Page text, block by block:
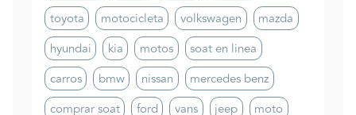
toyota
motocicleta volkswagen
mazda
hyundai
kia motos
soat en linea
carros
bmw nissan
mercedes benz
comprar soat
ford vans jeep
moto